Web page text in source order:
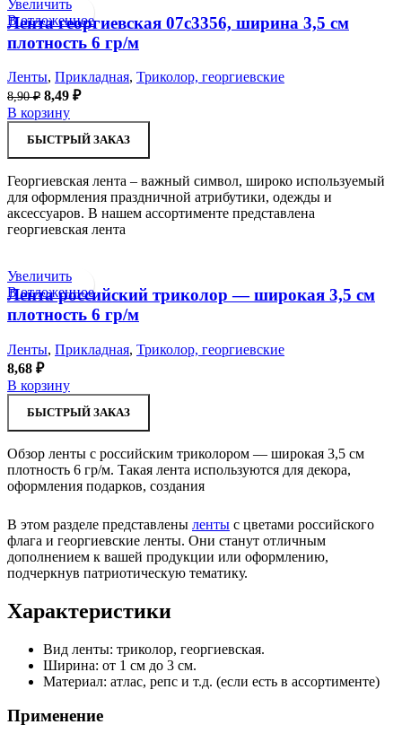
Увеличить
В отложенное
Лента георгиевская 07с3356, ширина 3,5 см
плотность 6 гр/м
Ленты, Прикладная, Триколор, георгиевские
8,90₽ Первоначальная
цена
составляла
8,90 ₽.
8,49 ₽Текущая
8,49 ₽.
В корзину
БЫСТРЫЙ ЗАКАЗ
Георгиевская лента – важный символ, широко используемый
для оформления праздничной атрибутики, одежды и
аксессуаров. В нашем ассортименте представлена
георгиевская лента
Увеличить
В отложенное
Лента российский триколор — широкая 3,5 см
плотность 6 гр/м
Ленты, Прикладная, Триколор, георгиевские
8,68 ₽
В корзину
БЫСТРЫЙ ЗАКАЗ
Обзор ленты с российским триколором — широкая 3,5 см
плотность 6 гр/м. Такая лента используются для декора,
оформления подарков, создания
В этом разделе представлены ленты с цветами российского
флага и георгиевские ленты. Они станут отличным
дополнением к вашей продукции или оформлению,
подчеркнув патриотическую тематику.
Характеристики
Вид ленты: триколор, георгиевская.
Ширина: от 1 см до 3 см.
Материал: атлас, репс и т.д. (если есть в ассортименте)
Применение